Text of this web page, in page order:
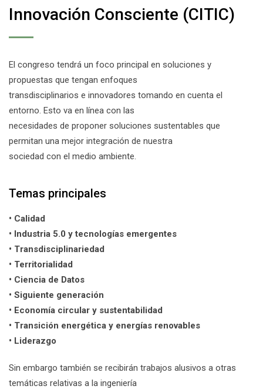
Innovación Consciente (CITIC)
El congreso tendrá un foco principal en soluciones y
propuestas que tengan enfoques
transdisciplinarios e innovadores tomando en cuenta el
entorno. Esto va en línea con las
necesidades de proponer soluciones sustentables que
permitan una mejor integración de nuestra
sociedad con el medio ambiente.
Temas principales
• Calidad
• Industria 5.0 y tecnologías emergentes
• Transdisciplinariedad
• Territorialidad
• Ciencia de Datos
• Siguiente generación
• Economía circular y sustentabilidad
• Transición energética y energías renovables
• Liderazgo
Sin embargo también se recibirán trabajos alusivos a otras
temáticas relativas a la ingeniería